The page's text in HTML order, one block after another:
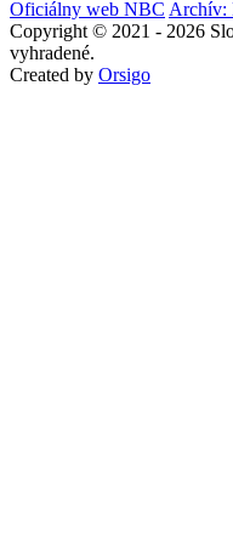
Oficiálny web NBC Archív:
Copyright © 2021 - 2026
vyhradené.
Created by Orsigo